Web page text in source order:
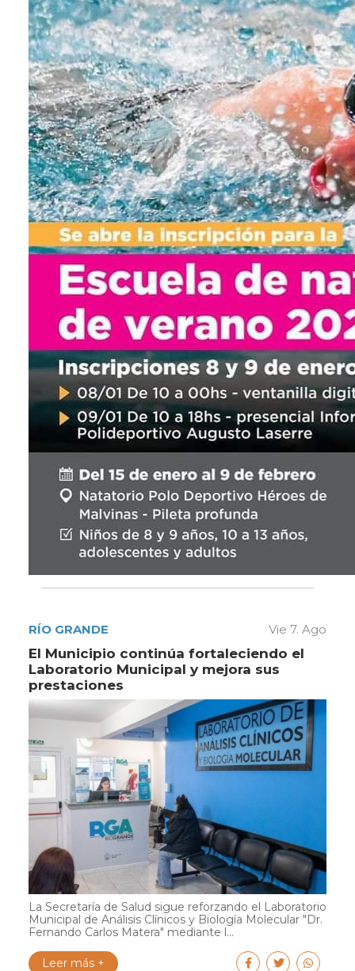
RÍO GRANDE Vie 7. Ago
El Municipio continúa fortaleciendo el
Laboratorio Municipal y mejora sus
prestaciones
La Secretaría de Salud sigue reforzando el Laboratorio
Municipal de Análisis Clínicos y Biología Molecular "Dr.
Fernando Carlos Matera" mediante l...
Leer más +